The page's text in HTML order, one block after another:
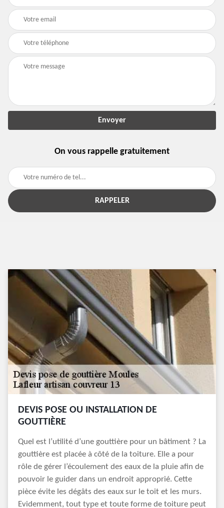
On vous rappelle gratuitement
DEVIS POSE OU INSTALLATION DE
GOUTTIÈRE
Quel est l’utilité d’une gouttière pour un bâtiment ? La
gouttière est placée à côté de la toiture. Elle a pour
rôle de gérer l’écoulement des eaux de la pluie afin de
pouvoir le guider dans un endroit approprié. Cette
pièce évite les dégâts des eaux sur le toit et les murs.
Evidemment, tout type et toute forme de toiture peut